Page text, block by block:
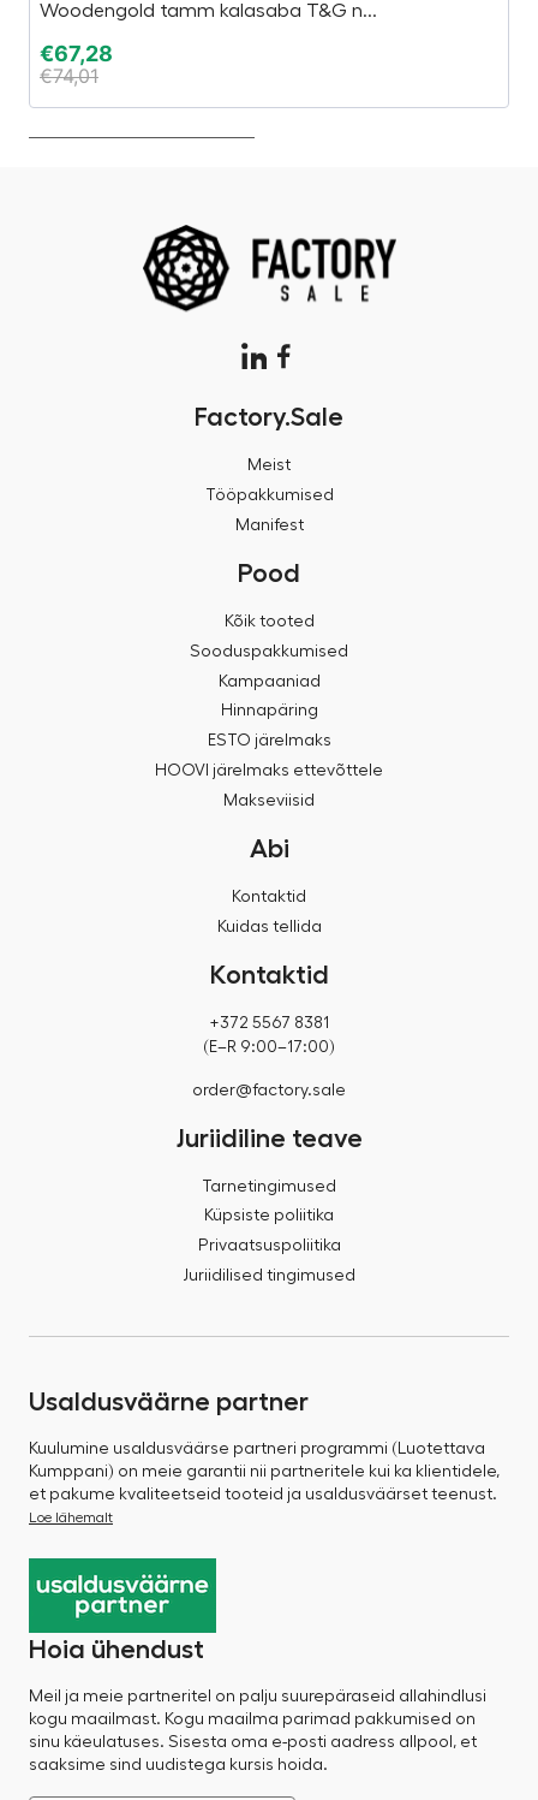
Woodengold tamm kalasaba T&G n...
€67,28
€74,01
Factory.Sale
Meist
Tööpakkumised
Manifest
Pood
Kõik tooted
Sooduspakkumised
Kampaaniad
Hinnapäring
ESTO järelmaks
HOOVI järelmaks ettevõttele
Makseviisid
Abi
Kontaktid
Kuidas tellida
Kontaktid
+372 5567 8381
(E–R 9:00–17:00)
order@factory.sale
Juriidiline teave
Tarnetingimused
Küpsiste poliitika
Privaatsuspoliitika
Juriidilised tingimused
Usaldusväärne partner
Kuulumine usaldusväärse partneri programmi (Luotettava
Kumppani) on meie garantii nii partneritele kui ka klientidele,
et pakume kvaliteetseid tooteid ja usaldusväärset teenust.
Loe lähemalt
Hoia ühendust
Meil ja meie partneritel on palju suurepäraseid allahindlusi
kogu maailmast. Kogu maailma parimad pakkumised on
sinu käeulatuses. Sisesta oma e-posti aadress allpool, et
saaksime sind uudistega kursis hoida.